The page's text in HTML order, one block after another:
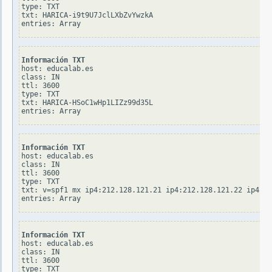
type: TXT
txt: HARICA-i9t9U7JclLXbZvYwzkA
Información TXT
host: educalab.es
class: IN
ttl: 3600
type: TXT
txt: HARICA-HSoC1wHp1LIZz99d35L
Información TXT
host: educalab.es
class: IN
ttl: 3600
type: TXT
txt: v=spf1 mx ip4:212.128.121.21 ip4:212.128.121.22
Información TXT
host: educalab.es
class: IN
ttl: 3600
type: TXT